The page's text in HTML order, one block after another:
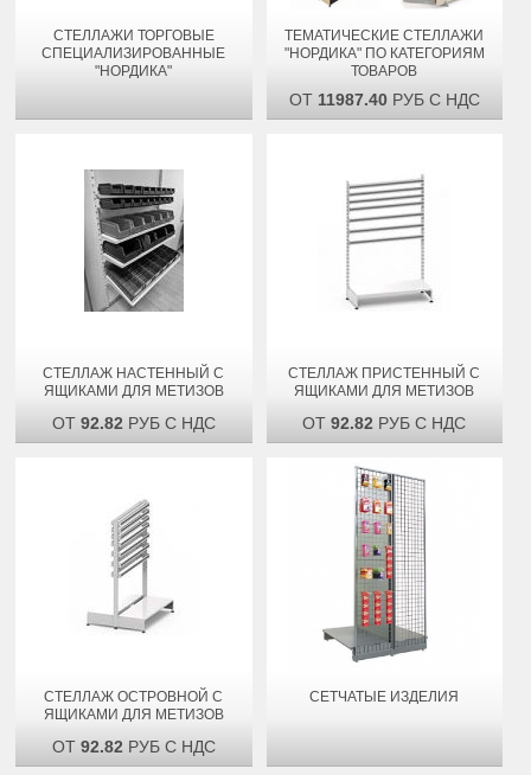
СТЕЛЛАЖИ ТОРГОВЫЕ
СПЕЦИАЛИЗИРОВАННЫЕ
"НОРДИКА"
ТЕМАТИЧЕСКИЕ СТЕЛЛАЖИ
"НОРДИКА" ПО КАТЕГОРИЯМ
ТОВАРОВ
ОТ 11987.40РУБ С НДС
СТЕЛЛАЖ НАСТЕННЫЙ С
ЯЩИКАМИ ДЛЯ МЕТИЗОВ
ОТ 92.82РУБ С НДС
СТЕЛЛАЖ ПРИСТЕННЫЙ С
ЯЩИКАМИ ДЛЯ МЕТИЗОВ
ОТ92.82 РУБ С НДС
СТЕЛЛАЖ ОСТРОВНОЙ С
ЯЩИКАМИ ДЛЯ МЕТИЗОВ
ОТ 92.82РУБ С НДС
СЕТЧАТЫЕ ИЗДЕЛИЯ